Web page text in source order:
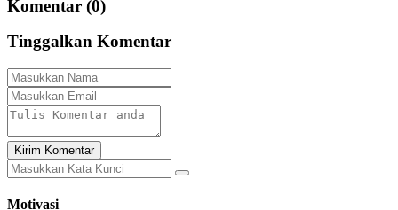
Komentar (0)
Tinggalkan Komentar
Kirim Komentar
Motivasi